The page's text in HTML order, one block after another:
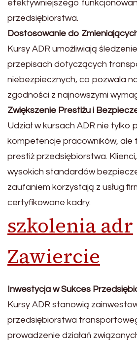
efektywniejszego
przedsiębiorstwa.
Dostosowanie do
Kursy ADR umożliwiają
przepisach dotyczących
niebezpiecznych, co pozwala
zgodności z najnowszymi
Zwiększenie Prestiżu i
Udział w kursach ADR nie tylko
kompetencje pracowników, ale
prestiż przedsiębiorstwa.
wysokich standardów
zaufaniem korzystają z usług
certyfikowane kadry.
szkolenia adr
Zawiercie
Inwestycja w Sukces
Kursy ADR stanowią
przedsiębiorstwa
prowadzenie działań